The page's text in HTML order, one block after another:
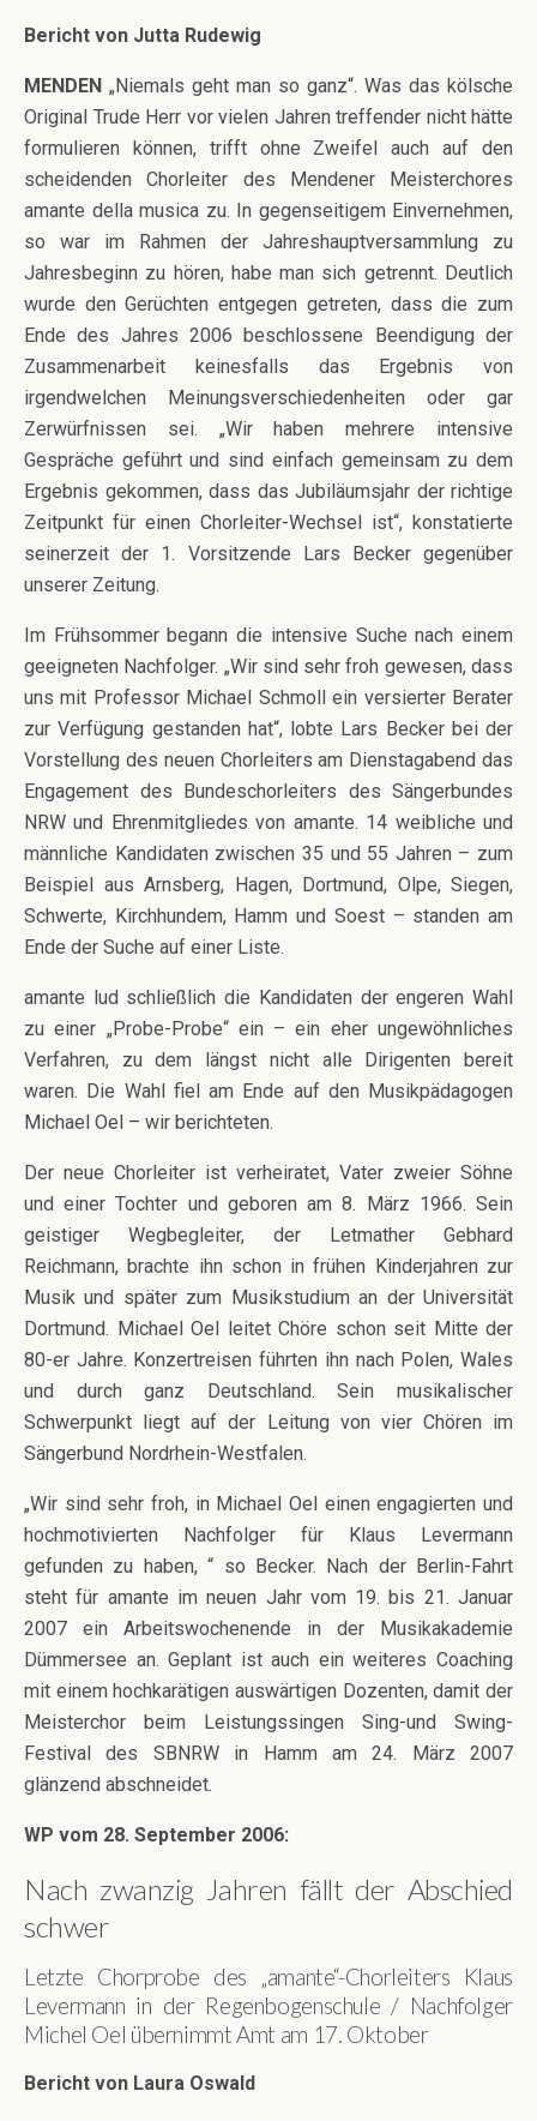
Bericht von Jutta Rudewig
MENDEN „Niemals geht man so ganz“. Was das kölsche
Original Trude Herr vor vielen Jahren treffender nicht hätte
formulieren können, trifft ohne Zweifel auch auf den
scheidenden Chorleiter des Mendener Meisterchores
amante della musica zu. In gegenseitigem Einvernehmen,
so war im Rahmen der Jahreshauptversammlung zu
Jahresbeginn zu hören, habe man sich getrennt. Deutlich
wurde den Gerüchten entgegen getreten, dass die zum
Ende des Jahres 2006 beschlossene Beendigung der
Zusammenarbeit keinesfalls das Ergebnis von
irgendwelchen Meinungsverschiedenheiten oder gar
Zerwürfnissen sei. „Wir haben mehrere intensive
Gespräche geführt und sind einfach gemeinsam zu dem
Ergebnis gekommen, dass das Jubiläumsjahr der richtige
Zeitpunkt für einen Chorleiter-Wechsel ist“, konstatierte
seinerzeit der 1. Vorsitzende Lars Becker gegenüber
unserer Zeitung.
Im Frühsommer begann die intensive Suche nach einem
geeigneten Nachfolger. „Wir sind sehr froh gewesen, dass
uns mit Professor Michael Schmoll ein versierter Berater
zur Verfügung gestanden hat“, lobte Lars Becker bei der
Vorstellung des neuen Chorleiters am Dienstagabend das
Engagement des Bundeschorleiters des Sängerbundes
NRW und Ehrenmitgliedes von amante. 14 weibliche und
männliche Kandidaten zwischen 35 und 55 Jahren – zum
Beispiel aus Arnsberg, Hagen, Dortmund, Olpe, Siegen,
Schwerte, Kirchhundem, Hamm und Soest – standen am
Ende der Suche auf einer Liste.
amante lud schließlich die Kandidaten der engeren Wahl
zu einer „Probe-Probe“ ein – ein eher ungewöhnliches
Verfahren, zu dem längst nicht alle Dirigenten bereit
waren. Die Wahl fiel am Ende auf den Musikpädagogen
Michael Oel – wir berichteten.
Der neue Chorleiter ist verheiratet, Vater zweier Söhne
und einer Tochter und geboren am 8. März 1966. Sein
geistiger Wegbegleiter, der Letmather Gebhard
Reichmann, brachte ihn schon in frühen Kinderjahren zur
Musik und später zum Musikstudium an der Universität
Dortmund. Michael Oel leitet Chöre schon seit Mitte der
80-er Jahre. Konzertreisen führten ihn nach Polen, Wales
und durch ganz Deutschland. Sein musikalischer
Schwerpunkt liegt auf der Leitung von vier Chören im
Sängerbund Nordrhein-Westfalen.
„Wir sind sehr froh, in Michael Oel einen engagierten und
hochmotivierten Nachfolger für Klaus Levermann
gefunden zu haben, “ so Becker. Nach der Berlin-Fahrt
steht für amante im neuen Jahr vom 19. bis 21. Januar
2007 ein Arbeitswochenende in der Musikakademie
Dümmersee an. Geplant ist auch ein weiteres Coaching
mit einem hochkarätigen auswärtigen Dozenten, damit der
Meisterchor beim Leistungssingen Sing-und Swing-
Festival des SBNRW in Hamm am 24. März 2007
glänzend abschneidet.
WP vom 28. September 2006:
Nach zwanzig Jahren fällt der Abschied
schwer
Letzte Chorprobe des „amante“-Chorleiters Klaus
Levermann in der Regenbogenschule / Nachfolger
Michel Oel übernimmt Amt am 17. Oktober
Bericht von Laura Oswald